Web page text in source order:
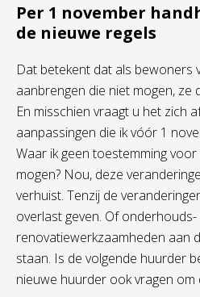
Per 1 november
de nieuwe regels
Dat betekent dat als bewoners
aanbrengen die niet mogen, ze
En misschien vraagt u het zich
aanpassingen die ik vóór 1
Waar ik geen toestemming
mogen? Nou, deze
verhuist. Tenzij de
overlast geven. Of
renovatiewerkzaamheden aan
staan. Is de volgende huurder
nieuwe huurder ook vragen